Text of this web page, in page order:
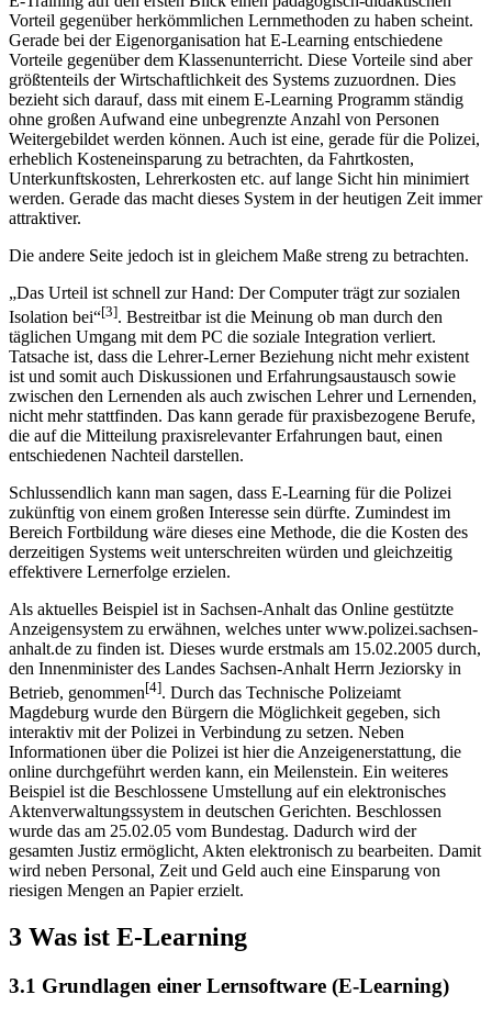
Vorteil gegenüber herkömmlichen Lernmethoden zu haben scheint.
Gerade bei der Eigenorganisation hat E-Learning entschiedene
Vorteile gegenüber dem Klassenunterricht. Diese Vorteile sind aber
größtenteils der Wirtschaftlichkeit des Systems zuzuordnen. Dies
bezieht sich darauf, dass mit einem E-Learning Programm ständig
ohne großen Aufwand eine unbegrenzte Anzahl von Personen
Weitergebildet werden können. Auch ist eine, gerade für die Polizei,
erheblich Kosteneinsparung zu betrachten, da Fahrtkosten,
Unterkunftskosten, Lehrerkosten etc. auf lange Sicht hin minimiert
werden. Gerade das macht dieses System in der heutigen Zeit immer
attraktiver.
Die andere Seite jedoch ist in gleichem Maße streng zu betrachten.
„Das Urteil ist schnell zur Hand: Der Computer trägt zur sozialen
Isolation bei“[3]. Bestreitbar ist die Meinung ob man durch den
täglichen Umgang mit dem PC die soziale Integration verliert.
Tatsache ist, dass die Lehrer-Lerner Beziehung nicht mehr existent
ist und somit auch Diskussionen und Erfahrungsaustausch sowie
zwischen den Lernenden als auch zwischen Lehrer und Lernenden,
nicht mehr stattfinden. Das kann gerade für praxisbezogene Berufe,
die auf die Mitteilung praxisrelevanter Erfahrungen baut, einen
entschiedenen Nachteil darstellen.
Schlussendlich kann man sagen, dass E-Learning für die Polizei
zukünftig von einem großen Interesse sein dürfte. Zumindest im
Bereich Fortbildung wäre dieses eine Methode, die die Kosten des
derzeitigen Systems weit unterschreiten würden und gleichzeitig
effektivere Lernerfolge erzielen.
Als aktuelles Beispiel ist in Sachsen-Anhalt das Online gestützte
Anzeigensystem zu erwähnen, welches unter www.polizei.sachsen-
anhalt.de zu finden ist. Dieses wurde erstmals am 15.02.2005 durch,
den Innenminister des Landes Sachsen-Anhalt Herrn Jeziorsky in
Betrieb, genommen[4]. Durch das Technische Polizeiamt
Magdeburg wurde den Bürgern die Möglichkeit gegeben, sich
interaktiv mit der Polizei in Verbindung zu setzen. Neben
Informationen über die Polizei ist hier die Anzeigenerstattung, die
online durchgeführt werden kann, ein Meilenstein. Ein weiteres
Beispiel ist die Beschlossene Umstellung auf ein elektronisches
Aktenverwaltungssystem in deutschen Gerichten. Beschlossen
wurde das am 25.02.05 vom Bundestag. Dadurch wird der
gesamten Justiz ermöglicht, Akten elektronisch zu bearbeiten. Damit
wird neben Personal, Zeit und Geld auch eine Einsparung von
riesigen Mengen an Papier erzielt.
3 Was ist E-Learning
3.1 Grundlagen einer Lernsoftware (E-Learning)